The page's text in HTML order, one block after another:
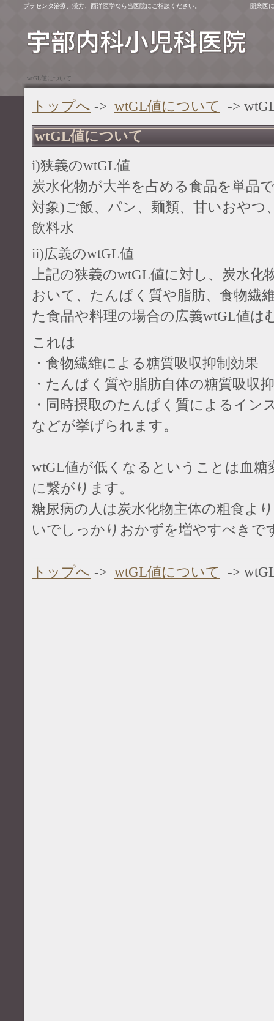
wtGL値について
開業医
プラセンタ治療、漢方、西洋医学なら当医院にご相談ください。
トップへ -> wtGL値について
->
wtGL値について
i)狭義のwtGL値
炭水化物が大半を占める食品を単品
対象)ご飯、パン、麺類、甘いおやつ
飲料水
ii)広義のwtGL値
上記の狭義のwtGL値に対し、炭水化
おいて、たんぱく質や脂肪、食物繊
た食品や料理の場合の広義wtGL値は
これは
・食物繊維による糖質吸収抑制効果
・たんぱく質や脂肪自体の糖質吸収
・同時摂取のたんぱく質によるイン
などが挙げられます。
wtGL値が低くなるということは血糖
に繋がります。
糖尿病の人は炭水化物主体の粗食よ
いでしっかりおかずを増やすべきで
トップへ -> wtGL値について ->